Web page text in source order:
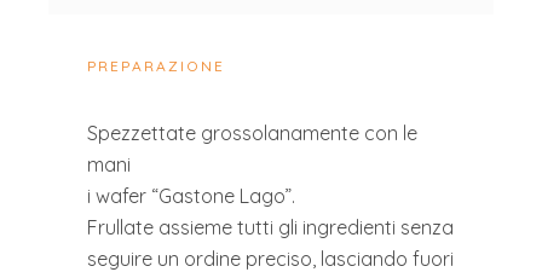
PREPARAZIONE
Spezzettate grossolanamente con le
mani
i wafer “Gastone Lago”.
Frullate assieme tutti gli ingredienti senza
seguire un ordine preciso, lasciando fuori